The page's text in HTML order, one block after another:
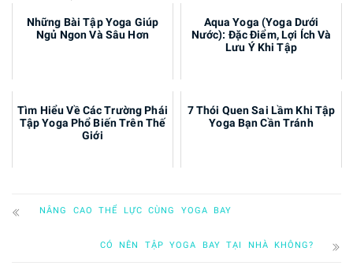
Những Bài Tập Yoga Giúp
Ngủ Ngon Và Sâu Hơn
Aqua Yoga (Yoga Dưới
Nước): Đặc Điểm, Lợi Ích Và
Lưu Ý Khi Tập
Tìm Hiểu Về Các Trường Phái
Tập Yoga Phổ Biến Trên Thế
Giới
7 Thói Quen Sai Lầm Khi Tập
Yoga Bạn Cần Tránh
NÂNG CAO THỂ LỰC CÙNG YOGA BAY
CÓ NÊN TẬP YOGA BAY TẠI NHÀ KHÔNG?